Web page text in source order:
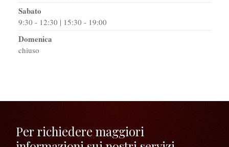
Sabato
9:30 - 12:30 | 15:30 - 19:00
Domenica
chiuso
Per richiedere maggiori